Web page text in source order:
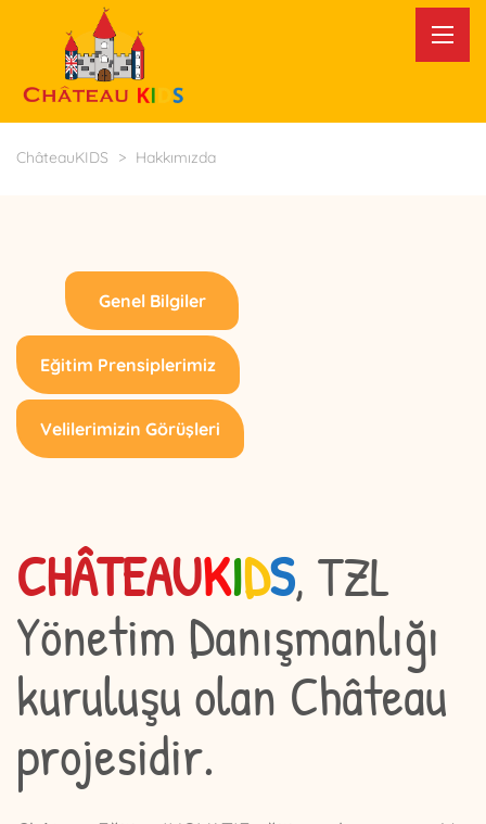
ChâteauKIDS > Hakkımızda
Genel Bilgiler
Eğitim Prensiplerimiz
Velilerimizin Görüşleri
CHÂTEAUKIDS, TZL
Yönetim Danışmanlığı
kuruluşu olan Château
projesidir.